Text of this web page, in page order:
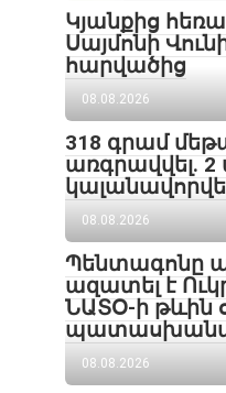
Կյանքից
Սայմոնի
հարվածից
08.08.2026
318 գրամ
առգրավվել․
08.08.2026
Պենտագոնը
ազատել է
ՆԱՏՕ-ի թևին
08.08.2026